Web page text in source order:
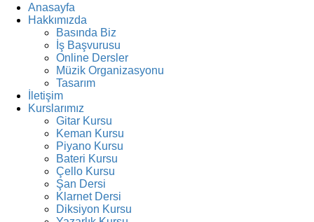
Anasayfa
Hakkımızda
Basında Biz
İş Başvurusu
Online Dersler
Müzik Organizasyonu
Tasarım
İletişim
Kurslarımız
Gitar Kursu
Keman Kursu
Piyano Kursu
Bateri Kursu
Çello Kursu
Şan Dersi
Klarnet Dersi
Diksiyon Kursu